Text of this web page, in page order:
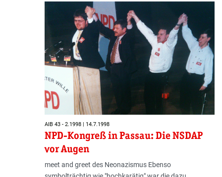
AIB 43 - 2.1998 | 14.7.1998
NPD-Kongreß in Passau: Die NSDAP
vor Augen
meet and greet des Neonazismus Ebenso